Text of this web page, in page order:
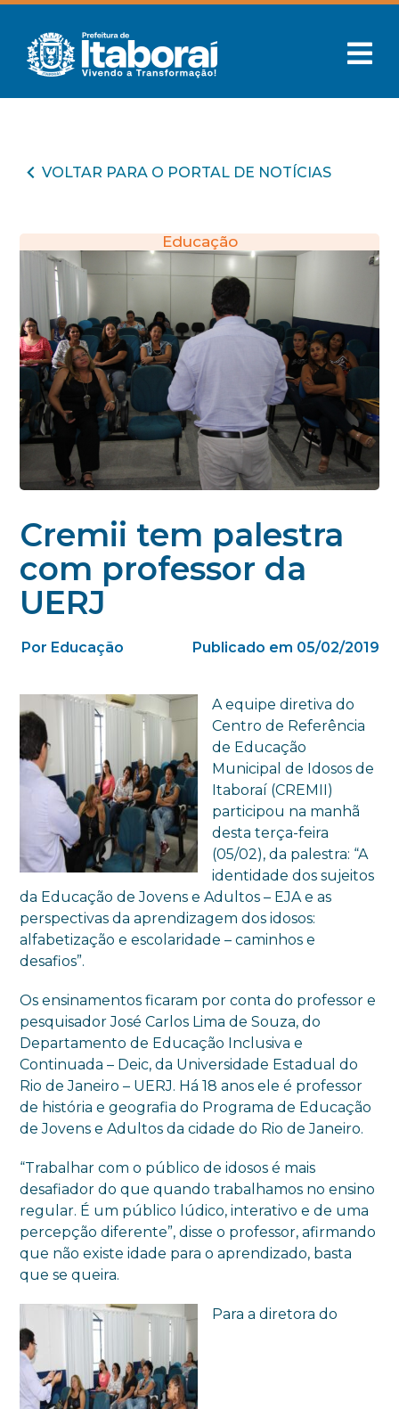
VOLTAR PARA O PORTAL DE NOTÍCIAS
Educação
Cremii tem palestra
com professor da
UERJ
Por Educação Publicado em 05/02/2019
A equipe diretiva do
Centro de Referência
de Educação
Municipal de Idosos de
Itaboraí (CREMII)
participou na manhã
desta terça-feira
(05/02), da palestra: “A
identidade dos sujeitos
da Educação de Jovens e Adultos – EJA e as
perspectivas da aprendizagem dos idosos:
alfabetização e escolaridade – caminhos e
desafios”.
Os ensinamentos ficaram por conta do professor e
pesquisador José Carlos Lima de Souza, do
Departamento de Educação Inclusiva e
Continuada – Deic, da Universidade Estadual do
Rio de Janeiro – UERJ. Há 18 anos ele é professor
de história e geografia do Programa de Educação
de Jovens e Adultos da cidade do Rio de Janeiro.
“Trabalhar com o público de idosos é mais
desafiador do que quando trabalhamos no ensino
regular. É um público lúdico, interativo e de uma
percepção diferente”, disse o professor, afirmando
que não existe idade para o aprendizado, basta
que se queira.
Para a diretora do